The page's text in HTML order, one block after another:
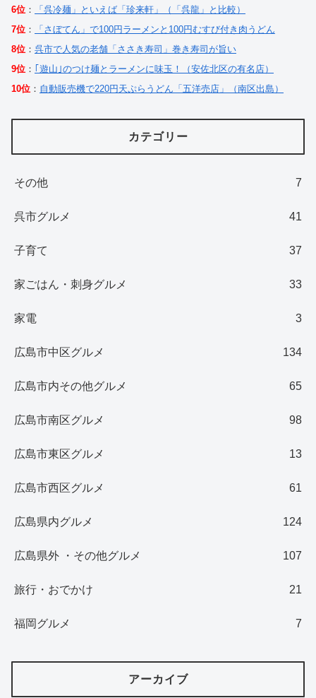
6位 ：
「呉冷麺」といえば「珍来軒」（「呉龍」と比較）
7位 ：
「さぼてん」で100円ラーメンと100円むすび付き肉うどん
8位 ： 呉市で人気の老舗「ささき寿司」巻き寿司が旨い
9位 ： ｢遊山｣のつけ麺とラーメンに味玉！（安佐北区の有名店）
10位 ： 自動販売機で220円天ぷらうどん「五洋売店」（南区出島）
カテゴリー
その他 7
呉市グルメ 41
子育て 37
家ごはん・刺身グルメ 33
家電 3
広島市中区グルメ 134
広島市内その他グルメ 65
広島市南区グルメ 98
広島市東区グルメ 13
広島市西区グルメ 61
広島県内グルメ 124
広島県外 ・その他グルメ 107
旅行・おでかけ 21
福岡グルメ 7
アーカイブ